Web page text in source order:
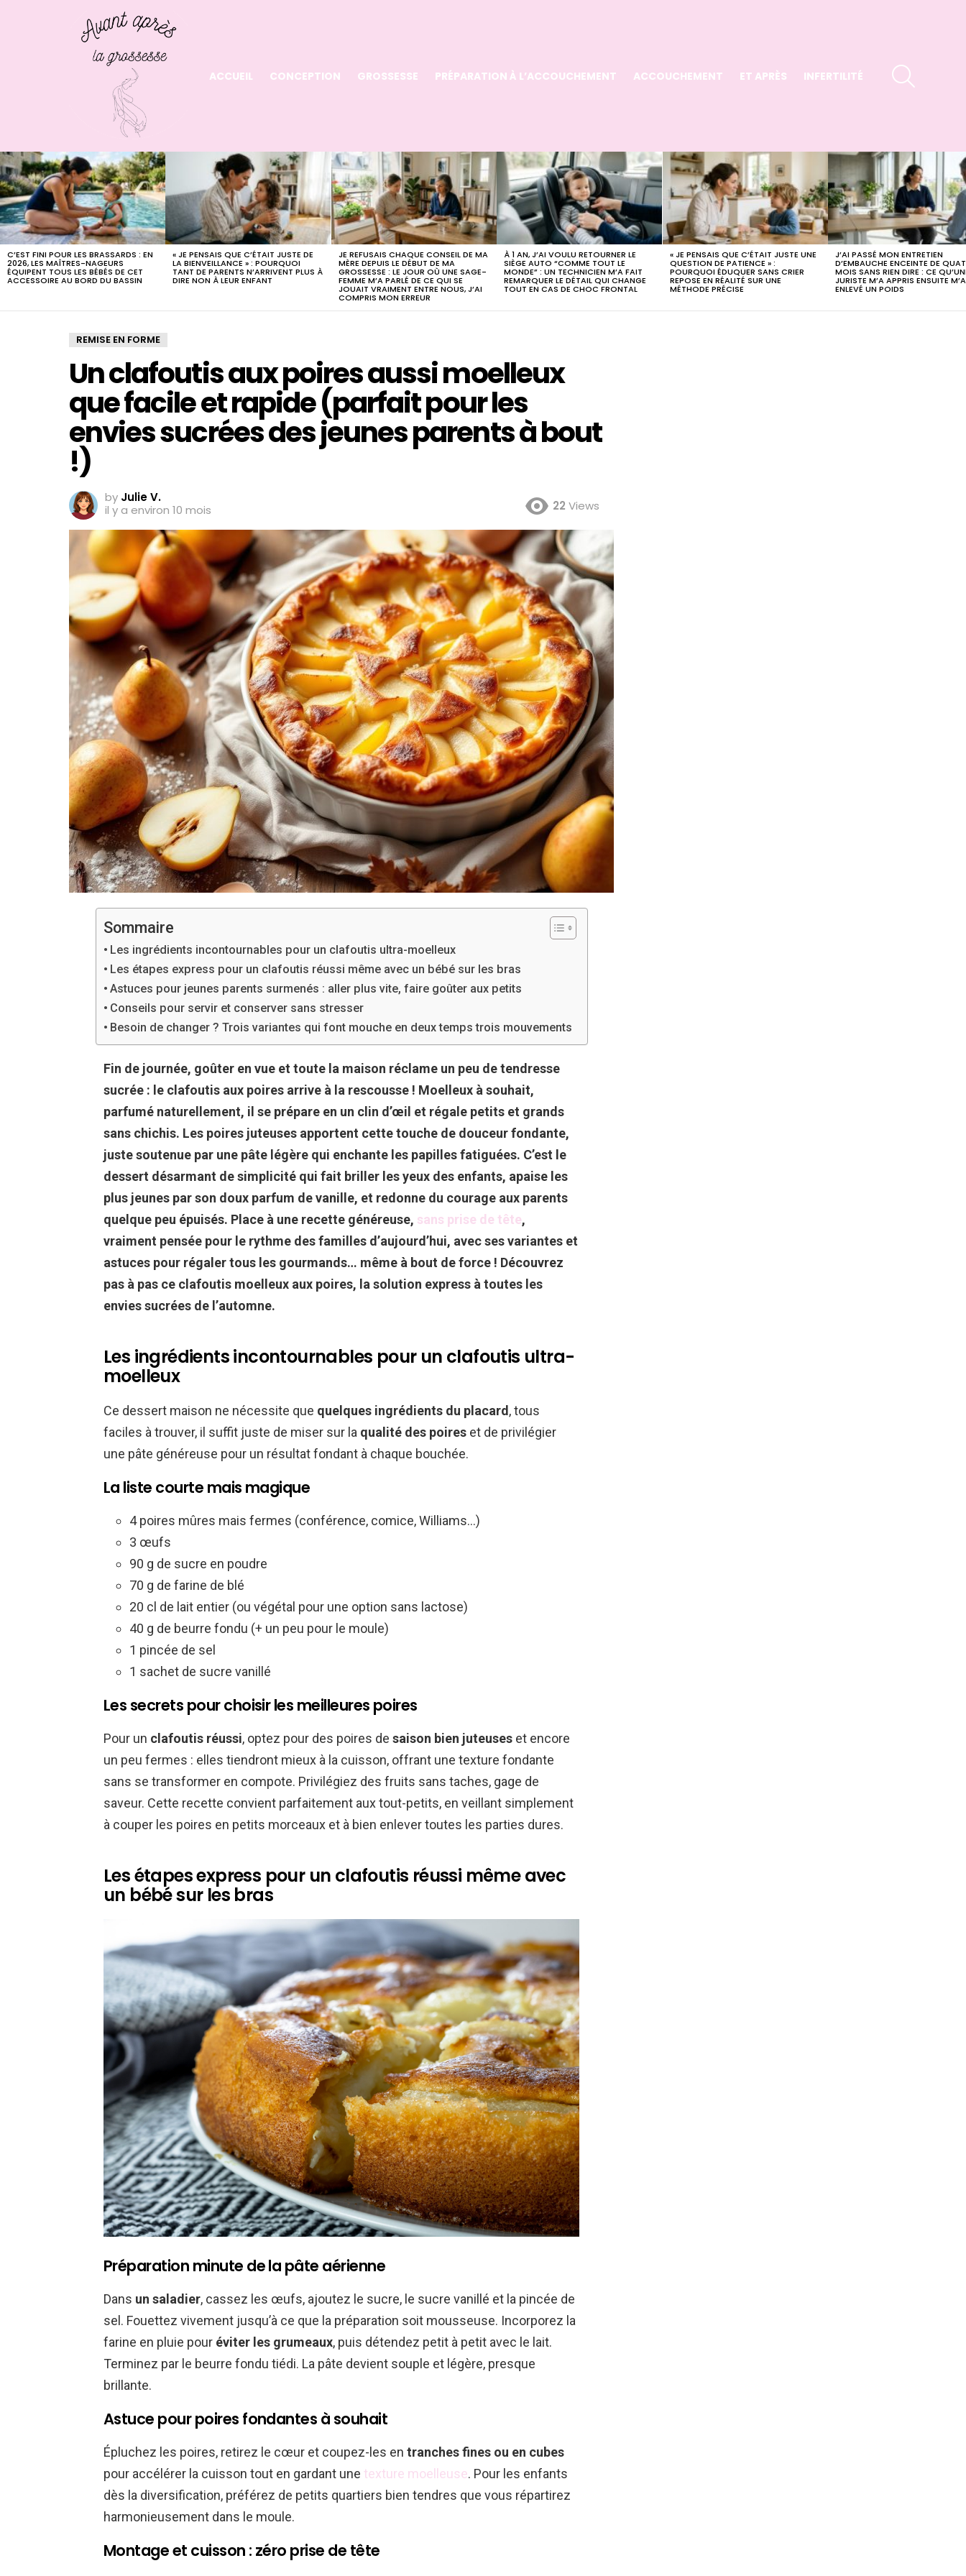
ACCUEIL CONCEPTION GROSSESSE PRÉPARATION À L’ACCOUCHEMENT ACCOUCHEMENT ET APRÈS INFERTILITÉ
LATEST
STORIES
C’EST FINI POUR LES BRASSARDS : EN
2026, LES MAÎTRES-NAGEURS
ÉQUIPENT TOUS LES BÉBÉS DE CET
ACCESSOIRE AU BORD DU BASSIN
« JE PENSAIS QUE C’ÉTAIT JUSTE DE
LA BIENVEILLANCE » : POURQUOI
TANT DE PARENTS N’ARRIVENT PLUS À
DIRE NON À LEUR ENFANT
JE REFUSAIS CHAQUE CONSEIL DE MA
MÈRE DEPUIS LE DÉBUT DE MA
GROSSESSE : LE JOUR OÙ UNE SAGE-
FEMME M’A PARLÉ DE CE QUI SE
JOUAIT VRAIMENT ENTRE NOUS, J’AI
COMPRIS MON ERREUR
À 1 AN, J’AI VOULU RETOURNER LE
SIÈGE AUTO “COMME TOUT LE
MONDE” : UN TECHNICIEN M’A FAIT
REMARQUER LE DÉTAIL QUI CHANGE
TOUT EN CAS DE CHOC FRONTAL
« JE PENSAIS QUE C’ÉTAIT JUSTE UNE
QUESTION DE PATIENCE » :
POURQUOI ÉDUQUER SANS CRIER
REPOSE EN RÉALITÉ SUR UNE
MÉTHODE PRÉCISE
J’AI PASSÉ MON ENTRETIEN
D’EMBAUCHE ENCEINTE DE
MOIS SANS RIEN DIRE : CE
JURISTE M’A APPRIS ENSUITE M’A
ENLEVÉ UN POIDS
REMISE EN FORME
Un clafoutis aux poires aussi moelleux
que facile et rapide (parfait pour les
envies sucrées des jeunes parents à bout
!)
by Julie V.
il y a environ 10 mois
22 Views
Sommaire
Les ingrédients incontournables pour un clafoutis ultra-moelleux
Les étapes express pour un clafoutis réussi même avec un bébé sur les bras
Astuces pour jeunes parents surmenés : aller plus vite, faire goûter aux petits
Conseils pour servir et conserver sans stresser
Besoin de changer ? Trois variantes qui font mouche en deux temps trois mouvements
Fin de journée, goûter en vue et toute la maison réclame un peu de tendresse
sucrée : le clafoutis aux poires arrive à la rescousse ! Moelleux à souhait,
parfumé naturellement, il se prépare en un clin d’œil et régale petits et grands
sans chichis. Les poires juteuses apportent cette touche de douceur fondante,
juste soutenue par une pâte légère qui enchante les papilles fatiguées. C’est le
dessert désarmant de simplicité qui fait briller les yeux des enfants, apaise les
plus jeunes par son doux parfum de vanille, et redonne du courage aux parents
quelque peu épuisés. Place à une recette généreuse, sans prise de tête,
vraiment pensée pour le rythme des familles d’aujourd’hui, avec ses variantes et
astuces pour régaler tous les gourmands… même à bout de force ! Découvrez
pas à pas ce clafoutis moelleux aux poires, la solution express à toutes les
envies sucrées de l’automne.
Les ingrédients incontournables pour un clafoutis ultra-
moelleux
Ce dessert maison ne nécessite que quelques ingrédients du placard, tous
faciles à trouver, il suffit juste de miser sur la qualité des poires et de privilégier
une pâte généreuse pour un résultat fondant à chaque bouchée.
La liste courte mais magique
4 poires mûres mais fermes (conférence, comice, Williams…)
3 œufs
90 g de sucre en poudre
70 g de farine de blé
20 cl de lait entier (ou végétal pour une option sans lactose)
40 g de beurre fondu (+ un peu pour le moule)
1 pincée de sel
1 sachet de sucre vanillé
Les secrets pour choisir les meilleures poires
Pour un clafoutis réussi, optez pour des poires de saison bien juteuses et encore
un peu fermes : elles tiendront mieux à la cuisson, offrant une texture fondante
sans se transformer en compote. Privilégiez des fruits sans taches, gage de
saveur. Cette recette convient parfaitement aux tout-petits, en veillant simplement
à couper les poires en petits morceaux et à bien enlever toutes les parties dures.
Les étapes express pour un clafoutis réussi même avec
un bébé sur les bras
Préparation minute de la pâte aérienne
Dans un saladier, cassez les œufs, ajoutez le sucre, le sucre vanillé et la pincée de
sel. Fouettez vivement jusqu’à ce que la préparation soit mousseuse. Incorporez la
farine en pluie pour éviter les grumeaux, puis détendez petit à petit avec le lait.
Terminez par le beurre fondu tiédi. La pâte devient souple et légère, presque
brillante.
Astuce pour poires fondantes à souhait
Épluchez les poires, retirez le cœur et coupez-les en tranches fines ou en cubes
pour accélérer la cuisson tout en gardant une texture moelleuse. Pour les enfants
dès la diversification, préférez de petits quartiers bien tendres que vous répartirez
harmonieusement dans le moule.
Montage et cuisson : zéro prise de tête